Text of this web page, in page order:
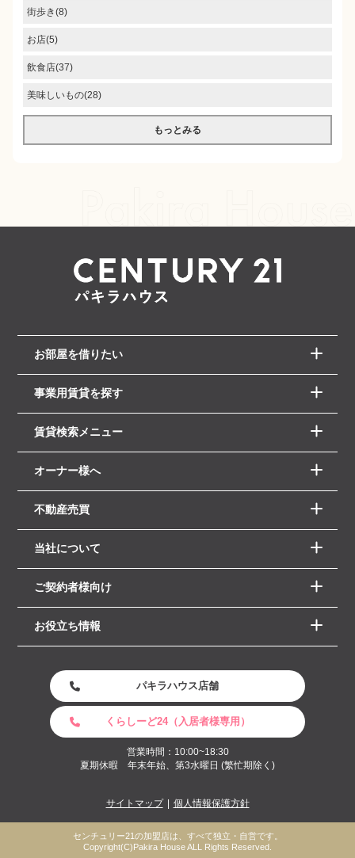
街歩き(8)
お店(5)
飲食店(37)
美味しいもの(28)
もっとみる
お部屋を借りたい
事業用賃貸を探す
賃貸検索メニュー
オーナー様へ
不動産売買
当社について
ご契約者様向け
お役立ち情報
パキラハウス店舗
くらしーど24（入居者様専用）
営業時間：10:00~18:30
夏期休暇 年末年始、第3水曜日 (繁忙期除く)
サイトマップ 個人情報保護方針
センチュリー21の加盟店は、すべて独立・自営です。
Copyright(C)Pakira House ALL Rights Reserved.